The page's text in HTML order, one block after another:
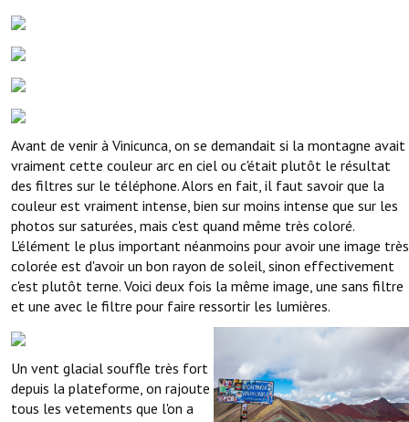
Avant de venir à Vinicunca, on se demandait si la montagne avait
vraiment cette couleur arc en ciel ou c'était plutôt le résultat
des filtres sur le téléphone. Alors en fait, il faut savoir que la
couleur est vraiment intense, bien sur moins intense que sur les
photos sur saturées, mais c'est quand même très coloré.
L'élément le plus important néanmoins pour avoir une image très
colorée est d'avoir un bon rayon de soleil, sinon effectivement
c'est plutôt terne. Voici deux fois la même image, une sans filtre
et une avec le filtre pour faire ressortir les lumières.
Un vent glacial souffle très fort
depuis la plateforme, on rajoute
tous les vetements que l'on a